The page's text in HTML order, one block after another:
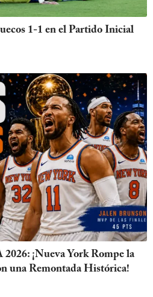
1-1 en el Partido Inicial
¡Nueva York Rompe la
una Remontada Histórica!